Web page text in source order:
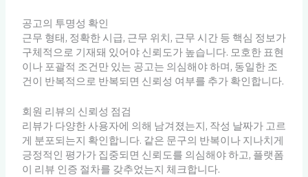
공고의 투명성 확인
근무 형태, 정확한 시급, 근무 위치, 근무 시간 등 핵심 정보가
구체적으로 기재돼 있어야 신뢰도가 높습니다. 모호한 표현
이나 포괄적 조건만 있는 공고는 의심해야 하며, 동일한 조
건이 반복적으로 반복되면 신뢰성 여부를 추가 확인합니다.
회원 리뷰의 신뢰성 점검
리뷰가 다양한 사용자에 의해 남겨졌는지, 작성 날짜가 고르
게 분포되는지 확인합니다. 같은 문구의 반복이나 지나치게
긍정적인 평가가 집중되면 신뢰도를 의심해야 하고, 플랫폼
이 리뷰 인증 절차를 갖추었는지 체크합니다.